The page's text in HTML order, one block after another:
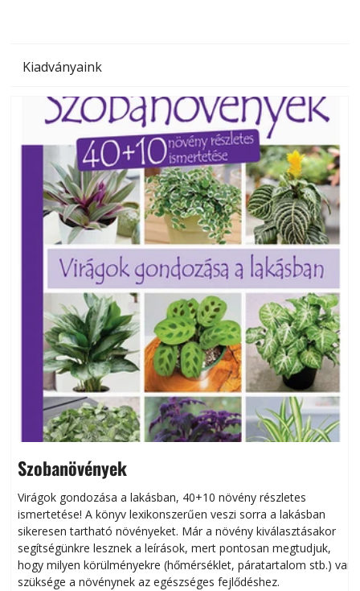
Kiadványaink
Szobanövények
Virágok gondozása a lakásban, 40+10 növény részletes
ismertetése! A könyv lexikonszerűen veszi sorra a lakásban
sikeresen tart­ha­tó növényeket. Már a növény kiválasztásakor
segítségünkre lesznek a leírások, mert pontosan megtudjuk,
hogy milyen körülményekre (hőmérséklet, páratartalom stb.) van
szüksége a növénynek az egészséges fejlődéshez.